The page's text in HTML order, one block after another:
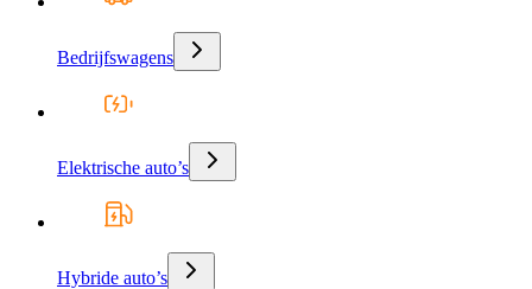
Bedrijfswagens
Elektrische auto’s
Hybride auto’s